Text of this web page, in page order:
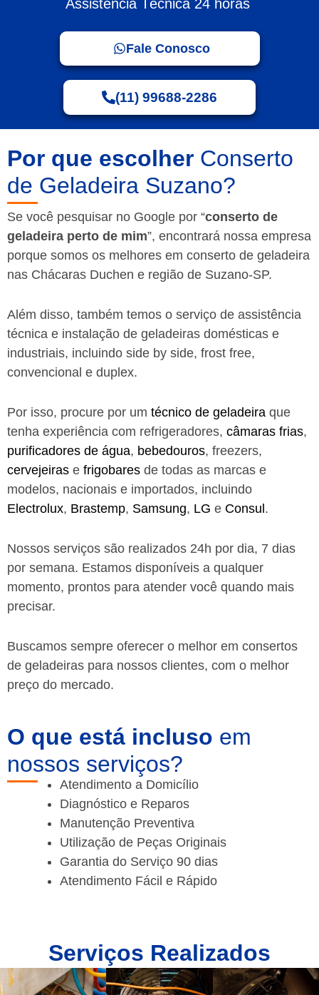
Assistência Técnica 24 horas
Fale Conosco
(11) 99688-2286
Por que escolher Conserto
de Geladeira Suzano?
Se você pesquisar no Google por “conserto de
geladeira perto de mim”, encontrará nossa empresa
porque somos os melhores em conserto de geladeira
nas Chácaras Duchen e região de Suzano-SP.
Além disso, também temos o serviço de assistência
técnica e instalação de geladeiras domésticas e
industriais, incluindo side by side, frost free,
convencional e duplex.
Por isso, procure por um técnico de geladeira que
tenha experiência com refrigeradores, câmaras frias,
purificadores de água, bebedouros, freezers,
cervejeiras e frigobares de todas as marcas e
modelos, nacionais e importados, incluindo
Electrolux, Brastemp, Samsung, LG e Consul .
Nossos serviços são realizados 24h por dia, 7 dias
por semana. Estamos disponíveis a qualquer
momento, prontos para atender você quando mais
precisar.
Buscamos sempre oferecer o melhor em consertos
de geladeiras para nossos clientes, com o melhor
preço do mercado.
O que está incluso em
nossos serviços?
Atendimento a Domicílio
Diagnóstico e Reparos
Manutenção Preventiva
Utilização de Peças Originais
Garantia do Serviço 90 dias
Atendimento Fácil e Rápido
Serviços Realizados